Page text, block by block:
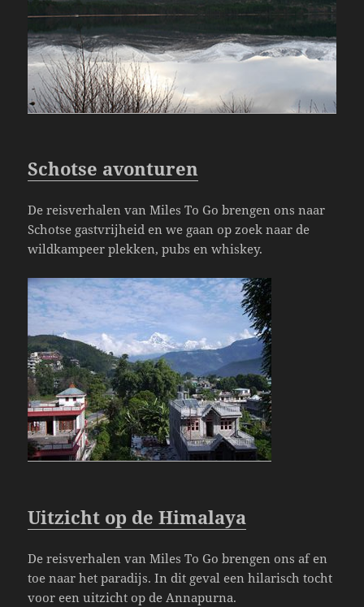
Schotse avonturen
De reisverhalen van Miles To Go brengen ons naar
Schotse gastvrijheid en we gaan op zoek naar de
wildkampeer plekken, pubs en whiskey.
Uitzicht op de Himalaya
De reisverhalen van Miles To Go brengen ons af en
toe naar het paradijs. In dit geval een hilarisch tocht
voor een uitzicht op de Annapurna.